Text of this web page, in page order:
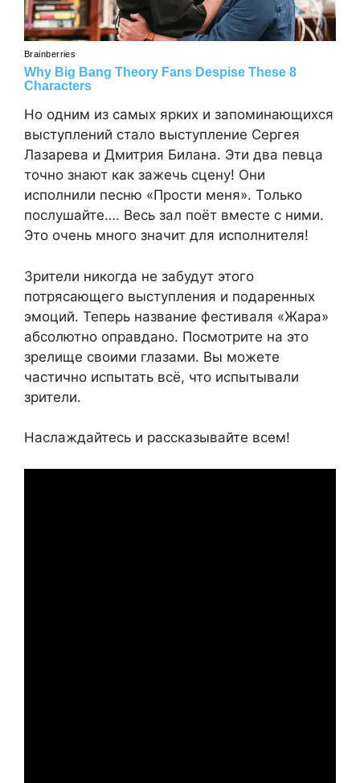
Но одним из самых ярких и запоминающихся
выступлений стало выступление Сергея
Лазарева и Дмитрия Билана. Эти два певца
точно знают как зажечь сцену! Они
исполнили песню «Прости меня». Только
послушайте…. Весь зал поёт вместе с ними.
Это очень много значит для исполнителя!
Зрители никогда не забудут этого
потрясающего выступления и подаренных
эмоций. Теперь название фестиваля «Жара»
абсолютно оправдано. Посмотрите на это
зрелище своими глазами. Вы можете
частично испытать всё, что испытывали
зрители.
Наслаждайтесь и рассказывайте всем!